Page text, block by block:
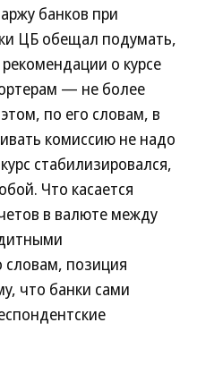
банков при
ЦБ обещал подумать,
о курсе
— не более
по его словам, в
комиссию не надо
стабилизировался,
Что касается
в валюте между
словам, позиция
что банки сами